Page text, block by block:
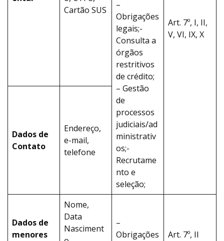
Cartão SUS
–
Obrigações
legais;-
Consulta a
órgãos
restritivos
de crédito;
– Gestão
de
processos
judiciais/ad
ministrativ
os;-
Recrutame
nto e
seleção;
Art. 7º, I, II,
V, VI, IX, X
Dados de
Contato
Endereço,
e-mail,
telefone
Dados de
menores
Nome,
Data
Nasciment
–
Obrigações
Art. 7º, II